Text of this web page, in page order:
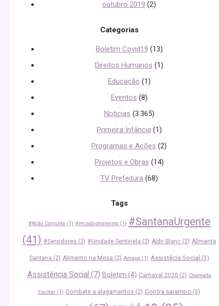
outubro 2019 (2)
Categorias
Boletim Covid19 (13)
Direitos Humanos (1)
Educação (1)
Eventos (8)
Noticias (3.365)
Primeira Infância(1)
Programas e Ações (2)
Projetos e Obras (14)
TV Prefeitura (68)
Tags
#Ação Conjunta (1) #recadastramento(1) #SantanaUrgente
(41) #Servidores (2) #Unidade Sentinela (2) Aldir Blanc (2) Alimenta
Santana (2) Alimento na Mesa (2) Amapá (1) Assistêcia Social (3)
Assistência Social (7) Boletim (4) Carnaval 2020 (2) Chamada
Escolar (1) Combate a alagamentos (2) Contra sarampo (3)